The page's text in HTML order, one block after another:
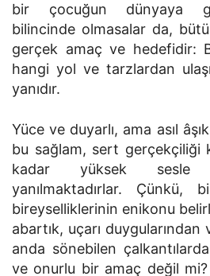
bir çocuğun dünyaya
bilincinde olmasalar da,
gerçek amaç ve hedefidir:
hangi yol ve tarzlardan
yanıdır.
Yüce ve duyarlı, ama asıl
bu sağlam, sert gerçekçiliği
kadar yüksek sesle
yanılmaktadırlar. Çünkü,
bireyselliklerinin enikonu
abartık, uçarı
anda sönebilen
ve onurlu bir amaç değil